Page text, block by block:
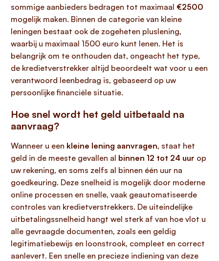
sommige aanbieders bedragen tot maximaal €2500
mogelijk maken. Binnen de categorie van kleine
leningen bestaat ook de zogeheten pluslening,
waarbij u maximaal 1500 euro kunt lenen. Het is
belangrijk om te onthouden dat, ongeacht het type,
de kredietverstrekker altijd beoordeelt wat voor u een
verantwoord leenbedrag is, gebaseerd op uw
persoonlijke financiële situatie.
Hoe snel wordt het geld uitbetaald na
aanvraag?
Wanneer u een kleine lening aanvragen, staat het
geld in de meeste gevallen al binnen 12 tot 24 uur op
uw rekening, en soms zelfs al binnen één uur na
goedkeuring. Deze snelheid is mogelijk door moderne
online processen en snelle, vaak geautomatiseerde
controles van kredietverstrekkers. De uiteindelijke
uitbetalingssnelheid hangt wel sterk af van hoe vlot u
alle gevraagde documenten, zoals een geldig
legitimatiebewijs en loonstrook, compleet en correct
aanlevert. Een snelle en precieze indiening van deze